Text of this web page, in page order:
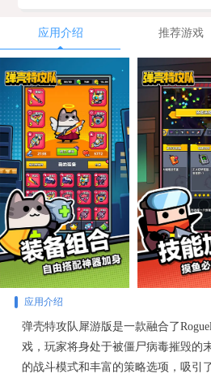
应用介绍 推荐游戏
应用介绍
弹壳特攻队犀游版是一款融合了
戏，玩家将身处于被僵尸病毒摧毁的
的战斗模式和丰富的策略选项，吸引